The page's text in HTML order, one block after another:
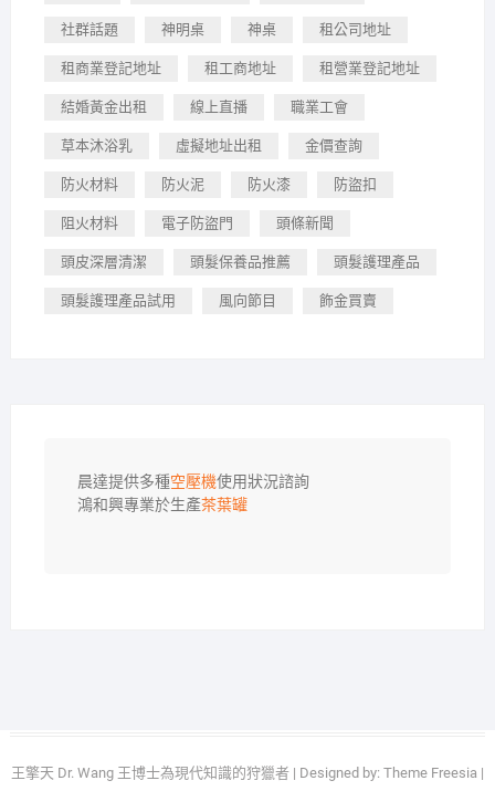
社群話題 神明桌 神桌 租公司地址
租商業登記地址 租工商地址 租營業登記地址
結婚黃金出租 線上直播 職業工會
草本沐浴乳 虛擬地址出租 金價查詢
防火材料 防火泥 防火漆 防盜扣
阻火材料 電子防盜門 頭條新聞
頭皮深層清潔 頭髮保養品推薦 頭髮護理產品
頭髮護理產品試用 風向節目 飾金買賣
晨達提供多種空壓機使用狀況諮詢
鴻和興專業於生產茶葉罐
王擎天 Dr. Wang 王博士為現代知識的狩獵者| Designed by: Theme Freesia|